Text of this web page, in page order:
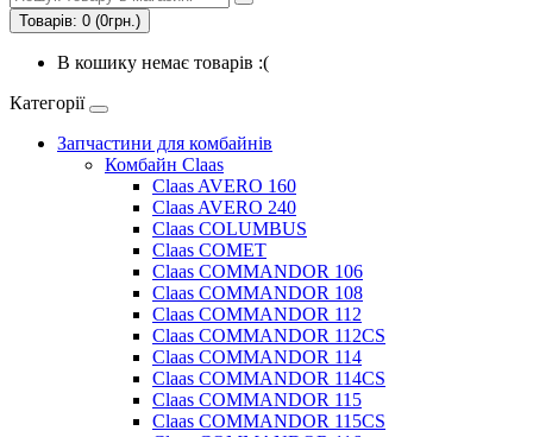
Товарів: 0 (0грн.)
В кошику немає товарів :(
Категорії
Запчастини для комбайнів
Комбайн Claas
Claas AVERO 160
Claas AVERO 240
Claas COLUMBUS
Claas COMET
Claas COMMANDOR 106
Claas COMMANDOR 108
Claas COMMANDOR 112
Claas COMMANDOR 112CS
Claas COMMANDOR 114
Claas COMMANDOR 114CS
Claas COMMANDOR 115
Claas COMMANDOR 115CS